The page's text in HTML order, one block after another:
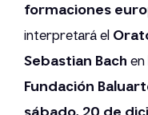
formaciones
interpretará el
Sebastian Bach en
Fundación